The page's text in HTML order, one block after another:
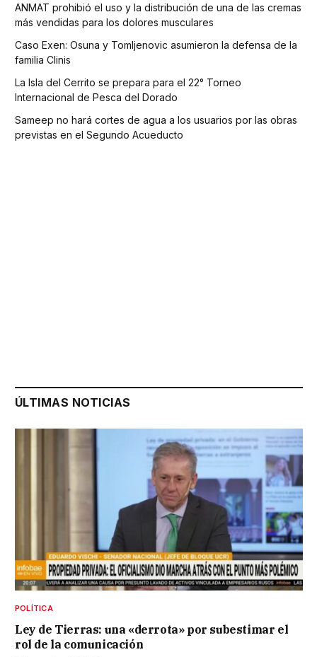
ANMAT prohibió el uso y la distribución de una de las cremas
más vendidas para los dolores musculares
Caso Exen: Osuna y Tomljenovic asumieron la defensa de la
familia Clinis
La Isla del Cerrito se prepara para el 22° Torneo
Internacional de Pesca del Dorado
Sameep no hará cortes de agua a los usuarios por las obras
previstas en el Segundo Acueducto
ÚLTIMAS NOTICIAS
POLÍTICA
Ley de Tierras: una «derrota» por subestimar el
rol de la comunicación